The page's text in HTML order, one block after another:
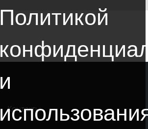
Политикой
и
Контакты